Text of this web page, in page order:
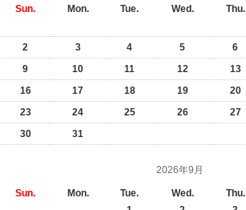
Sun. Mon. Tue. Wed. Thu.
2
3 4 5 6
9
10 11 12 13
16
17 18 19 20
23
24 25 26 27
30
31
2026年9月
Sun. Mon. Tue. Wed. Thu.